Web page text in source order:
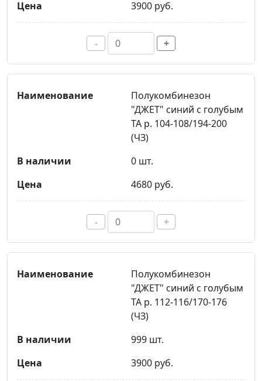
3900 руб.
- +
Полукомбинезон
"ДЖЕТ" синий с голубым
ТА р. 104-108/194-200
(ЧЗ)
0 шт.
4680 руб.
- +
Полукомбинезон
"ДЖЕТ" синий с голубым
ТА р. 112-116/170-176
(ЧЗ)
999 шт.
3900 руб.